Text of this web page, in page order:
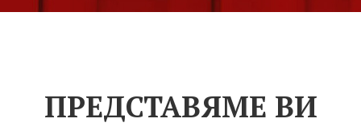
ПРЕДСТАВЯМЕ ВИ